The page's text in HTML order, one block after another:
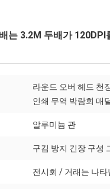
는 3.2M 두배가
라운드 오버 헤드 천
인쇄 무역 박람회 매
알루미늄 관
구김 방지 긴장 구성
전시회 / 거래는 나타